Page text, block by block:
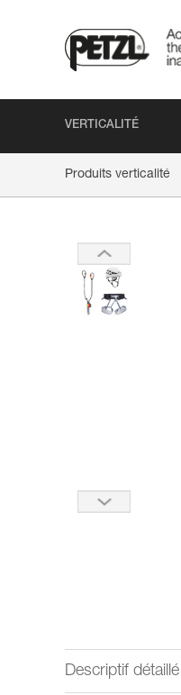
VERTICALITÉ
Produits verticalité
Descriptif détaillé